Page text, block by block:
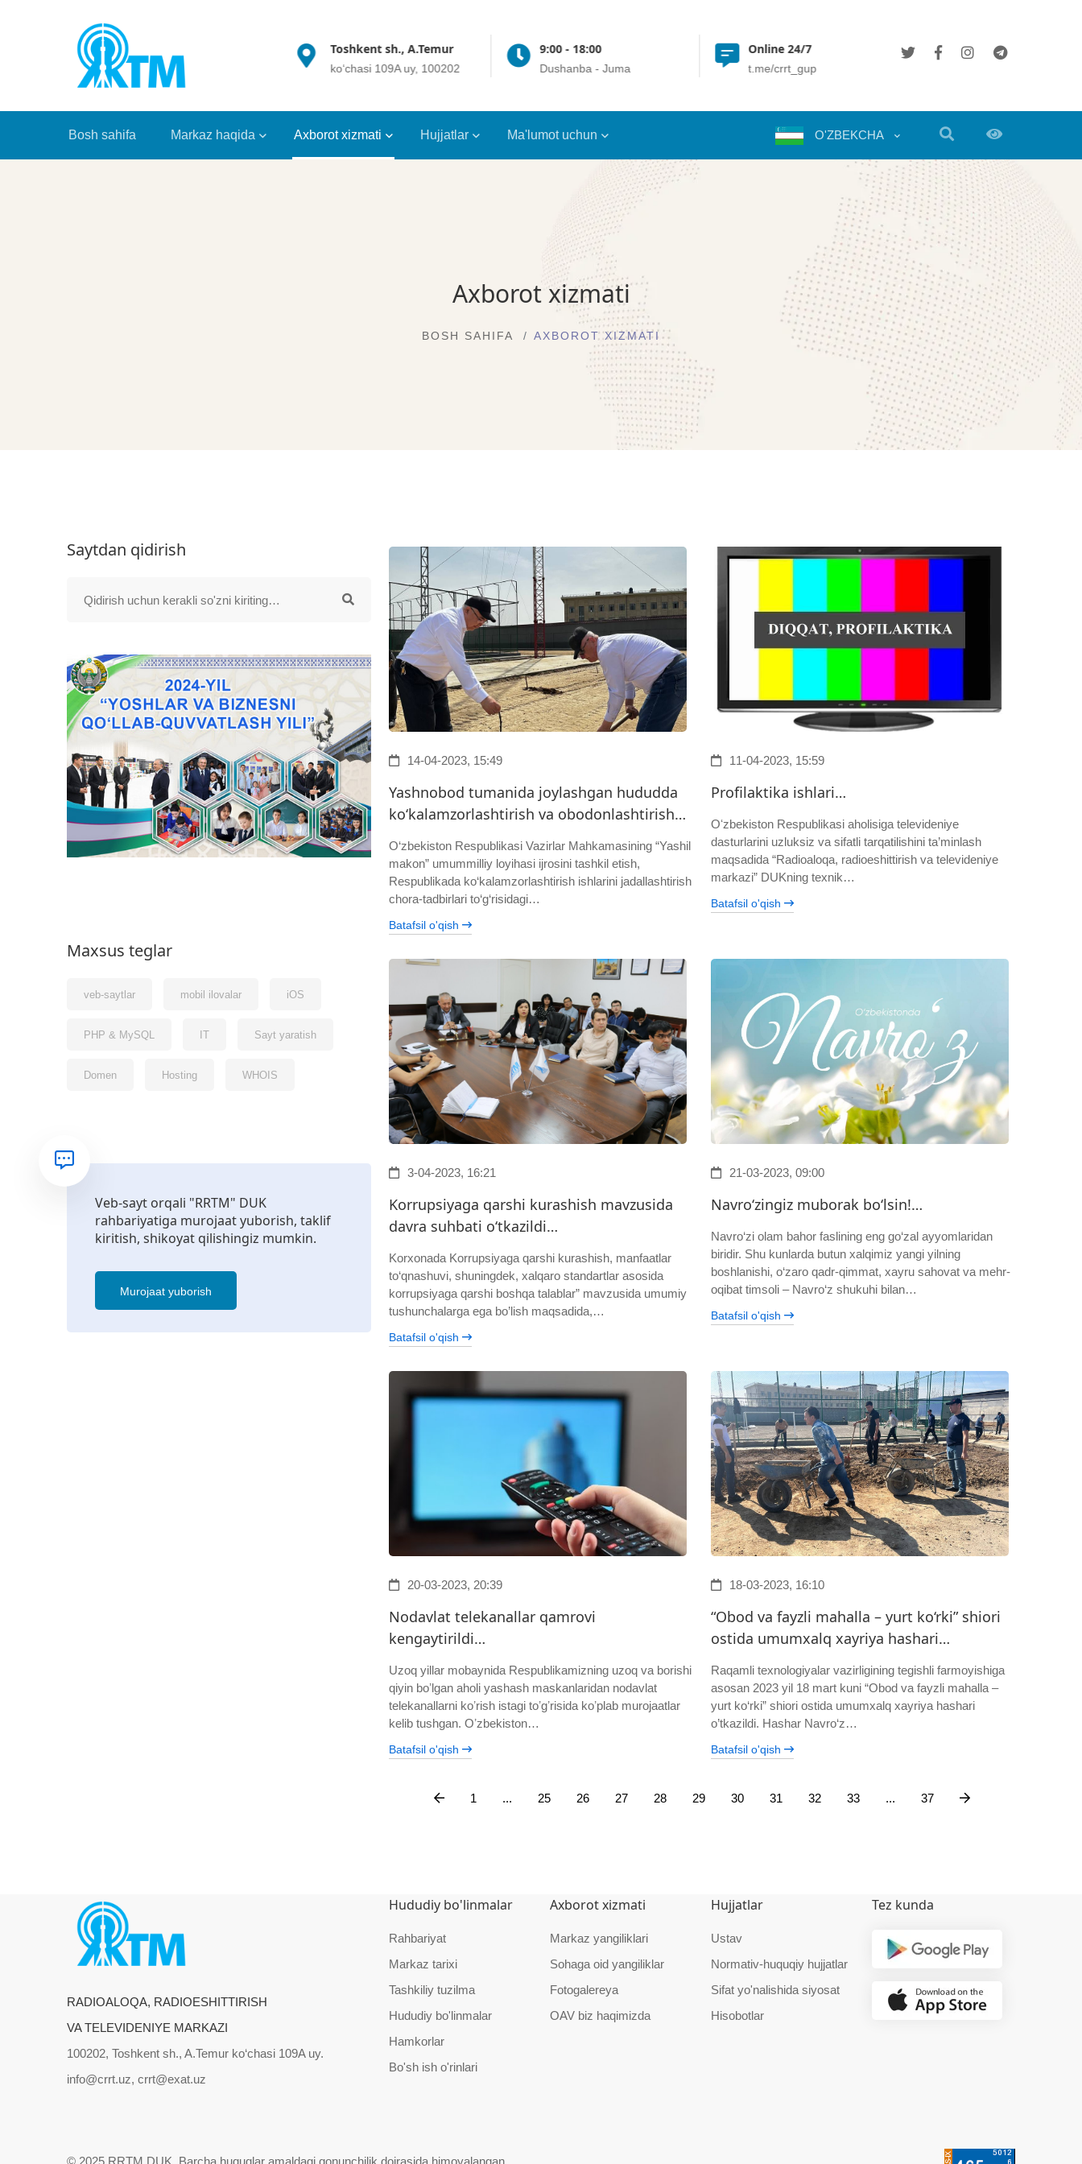
(+998 71) 202 35 49
info@crrt.uz
Toshkent sh., A.Temur
ko‘chasi 109A uy, 100202
9:00 - 18:00
Dushanba - Juma
Online 24/7
t.me/crrt_gup
(+998 71) 202 35 49
Bosh sahifa Markaz haqida Axborot xizmati Hujjatlar Ma'lumot uchun O'ZBEKCHA
Axborot xizmati
BOSH SAHIFA AXBOROT XIZMATI
Saytdan qidirish
Maxsus teglar
veb-saytlar mobil ilovalar iOS
PHP & MySQL IT Sayt yaratish
Domen Hosting WHOIS
Veb-sayt orqali "RRTM" DUK
rahbariyatiga murojaat yuborish, taklif
kiritish, shikoyat qilishingiz mumkin.
Murojaat yuborish
14-04-2023, 15:49
Yashnobod tumanida joylashgan hududda
ko‘kalamzorlashtirish va obodonlashtirish…
O‘zbekiston Respublikasi Vazirlar Mahkamasining “Yashil
makon” umummilliy loyihasi ijrosini tashkil etish,
Respublikada ko‘kalamzorlashtirish ishlarini jadallashtirish
chora-tadbirlari to‘g‘risidagi…
Batafsil o'qish
11-04-2023, 15:59
Profilaktika ishlari…
Oʻzbekiston Respublikasi aholisiga televideniye
dasturlarini uzluksiz va sifatli tarqatilishini ta’minlash
maqsadida “Radioaloqa, radioeshittirish va televideniye
markazi” DUKning texnik…
Batafsil o'qish
3-04-2023, 16:21
Korrupsiyaga qarshi kurashish mavzusida
davra suhbati o‘tkazildi…
Korxonada Korrupsiyaga qarshi kurashish, manfaatlar
to‘qnashuvi, shuningdek, xalqaro standartlar asosida
korrupsiyaga qarshi boshqa talablar” mavzusida umumiy
tushunchalarga ega bo’lish maqsadida,…
Batafsil o'qish
21-03-2023, 09:00
Navro‘zingiz muborak bo‘lsin!…
Navro‘zi olam bahor faslining eng go‘zal ayyomlaridan
biridir. Shu kunlarda butun xalqimiz yangi yilning
boshlanishi, o‘zaro qadr-qimmat, xayru sahovat va mehr-
oqibat timsoli – Navro‘z shukuhi bilan…
Batafsil o'qish
20-03-2023, 20:39
Nodavlat telekanallar qamrovi
kengaytirildi…
Uzoq yillar mobaynida Respublikamizning uzoq va borishi
qiyin boʼlgan aholi yashash maskanlaridan nodavlat
telekanallarni koʼrish istagi toʼgʼrisida koʼplab murojaatlar
kelib tushgan. Oʼzbekiston…
Batafsil o'qish
18-03-2023, 16:10
“Obod va fayzli mahalla – yurt ko‘rki” shiori
ostida umumxalq xayriya hashari…
Raqamli texnologiyalar vazirligining tegishli farmoyishiga
asosan 2023 yil 18 mart kuni “Obod va fayzli mahalla –
yurt ko‘rki” shiori ostida umumxalq xayriya hashari
o’tkazildi. Hashar Navro‘z…
Batafsil o'qish
1 ... 25 26 27 28 29 30 31 32 33 ... 37
RADIOALOQA, RADIOESHITTIRISH
VA TELEVIDENIYE MARKAZI
100202, Toshkent sh., A.Temur ko‘chasi 109A uy.
info@crrt.uz, crrt@exat.uz
Hududiy bo'linmalar
Rahbariyat
Markaz tarixi
Tashkiliy tuzilma
Hududiy bo'linmalar
Hamkorlar
Bo'sh ish o'rinlari
Axborot xizmati
Markaz yangiliklari
Sohaga oid yangiliklar
Fotogalereya
OAV biz haqimizda
Hujjatlar
Ustav
Normativ-huquqiy hujjatlar
Sifat yo'nalishida siyosat
Hisobotlar
Tez kunda
© 2025 RRTM DUK. Barcha huquqlar amaldagi qonunchilik doirasida himoyalangan